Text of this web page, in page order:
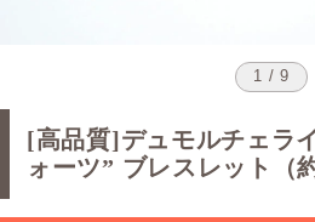
1 / 9
[高品質]デュモルチェラ
ォーツ” ブレスレット（